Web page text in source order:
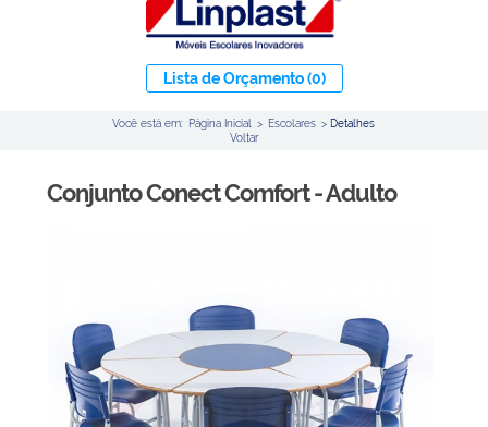
Lista de Orçamento(0)
Você está em: Página Inicial > Escolares >Detalhes
Voltar
Conjunto Conect Comfort - Adulto
Ambiente Maker
Biblioteca
Armários em Aço
Longarinas